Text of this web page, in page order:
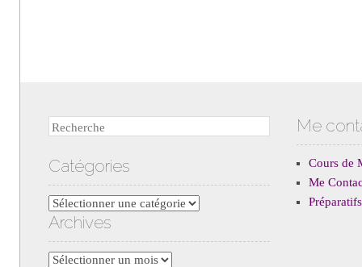
Recherche
Catégories
Catégories
Archives
Archives
Me
Cours de
Me